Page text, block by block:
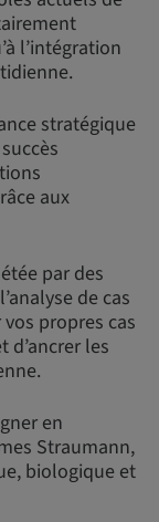
l’intégration
stratégique
aux
par des
de cas
propres cas
d’ancrer les
en
Straumann,
biologique et